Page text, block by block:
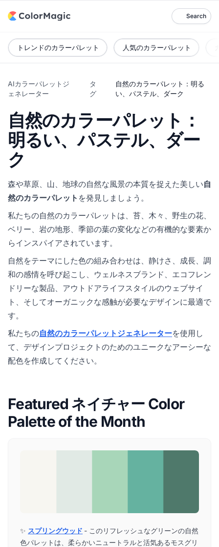
Search
トレンドのカラーパレット 人気のカラーパレット
AIカラーパレットジ
ェネレーター
タ
グ
自然のカラーパレット：明る
い、パステル、ダーク
自然のカラーパレット：
明るい、パステル、ダー
ク
森や草原、山、地球の自然な風景の本質を捉えた美しい自
然のカラーパレット を発見しましょう。
私たちの自然のカラーパレットは、苔、木々、野生の花、
ベリー、岩の地形、季節の葉の変化などの有機的な要素か
らインスパイアされています。
自然をテーマにした色の組み合わせは、静けさ、成長、調
和の感情を呼び起こし、ウェルネスブランド、エコフレン
ドリーな製品、アウトドアライフスタイルのウェブサイ
ト、そしてオーガニックな感触が必要なデザインに最適で
す。
私たちの自然のカラーパレットジェネレーターを使用し
て、デザインプロジェクトのためのユニークなアーシーな
配色を作成してください。
Featured ネイチャー Color
Palette of the Month
✨ スプリングウッド - このリフレッシュなグリーンの自然
色パレットは、柔らかいニュートラルと活気あるモスグリ